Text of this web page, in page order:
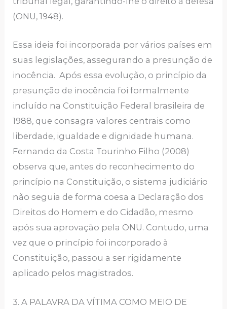
(ONU, 1948).
Essa ideia foi incorporada por vários países em
suas legislações, assegurando a presunção de
inocência. Após essa evolução, o princípio da
presunção de inocência foi formalmente
incluído na Constituição Federal brasileira de
1988, que consagra valores centrais como
liberdade, igualdade e dignidade humana.
Fernando da Costa Tourinho Filho (2008)
observa que, antes do reconhecimento do
princípio na Constituição, o sistema judiciário
não seguia de forma coesa a Declaração dos
Direitos do Homem e do Cidadão, mesmo
após sua aprovação pela ONU. Contudo, uma
vez que o princípio foi incorporado à
Constituição, passou a ser rigidamente
aplicado pelos magistrados.
3. A PALAVRA DA VÍTIMA COMO MEIO DE